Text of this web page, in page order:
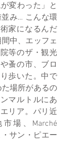
み… こんな環
家になるんだ
中、エッフェ
等のザ・観光
蚤の市、ブロ
歩いた。中で
場所があるの
マルトルにあ
リア。パリ近
場、Marché
サン・ピエー